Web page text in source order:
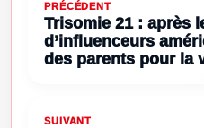
PRÉCÉDENT
Trisomie 21 : après
d’influenceurs
des parents pour la
SUIVANT